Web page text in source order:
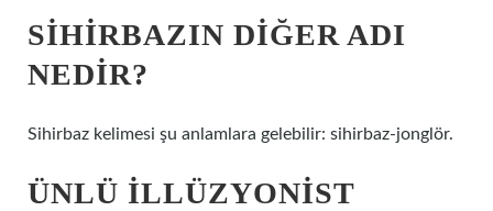
SIHIRBAZIN DIĞER ADI
NEDIR?
Sihirbaz kelimesi şu anlamlara gelebilir: sihirbaz-jonglör.
ÜNLÜ ILLÜZYONIST